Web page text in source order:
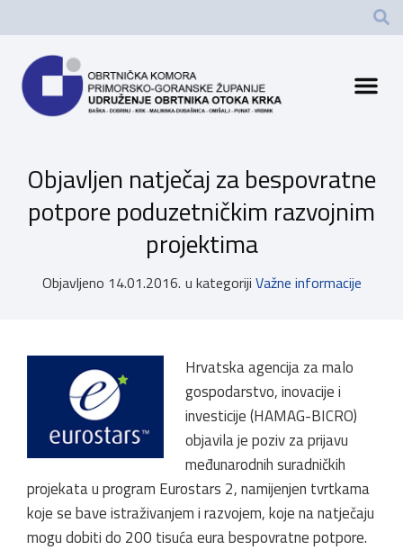
Objavljen natječaj za bespovratne
potpore poduzetničkim razvojnim
projektima
Objavljeno 14.01.2016. u kategoriji Važne informacije
Hrvatska agencija za malo
gospodarstvo, inovacije i
investicije (HAMAG-BICRO)
objavila je poziv za prijavu
međunarodnih suradničkih
projekata u program Eurostars 2, namijenjen tvrtkama
koje se bave istraživanjem i razvojem, koje na natječaju
mogu dobiti do 200 tisuća eura bespovratne potpore.